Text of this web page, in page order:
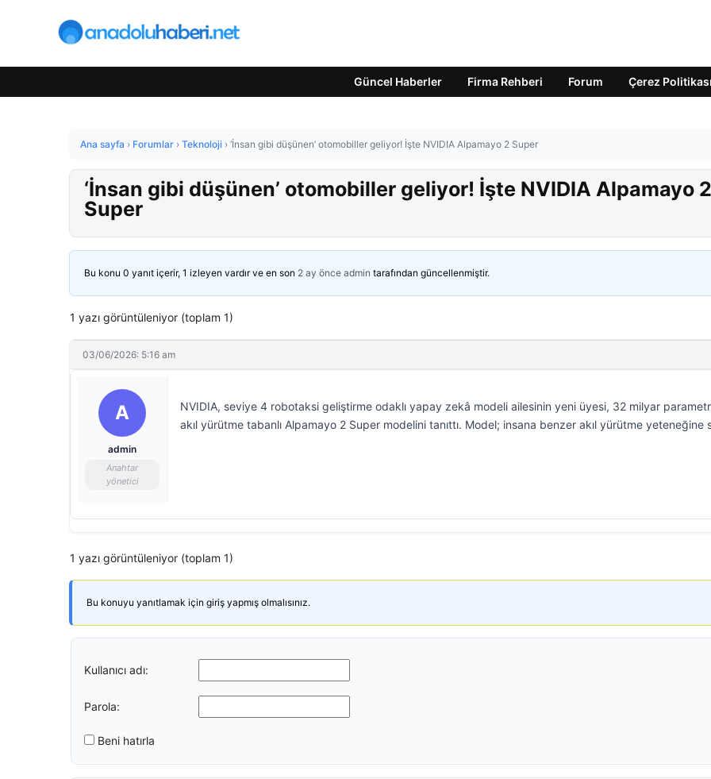
Güncel Haberler Firma Rehberi Forum Çerez Politikası
Ana sayfa › Forumlar › Teknoloji › ‘İnsan gibi düşünen’ otomobiller geliyor! İşte NVIDIA Alpamayo 2 Super
‘İnsan gibi düşünen’ otomobiller geliyor! İşte NVIDIA Alpamayo 2
Super
Bu konu 0 yanıt içerir, 1 izleyen vardır ve en son 2 ay önce admin tarafından güncellenmiştir.
1 yazı görüntüleniyor (toplam 1)
03/06/2026: 5:16 am
A
admin
Anahtar
yönetici
NVIDIA, seviye 4 robotaksi geliştirme odaklı yapay zekâ modeli ailesinin yeni üyesi, 32 milyar
akıl yürütme tabanlı Alpamayo 2 Super modelini tanıttı. Model; insana benzer akıl yürütme yeteneğine
1 yazı görüntüleniyor (toplam 1)
Bu konuyu yanıtlamak için giriş yapmış olmalısınız.
Kullanıcı adı:
Parola:
Beni hatırla